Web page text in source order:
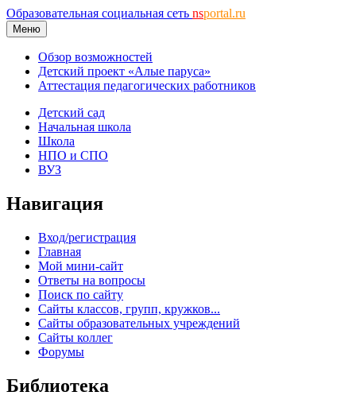
Образовательная социальная сеть nsportal.ru
Меню
Обзор возможностей
Детский проект «Алые паруса»
Аттестация педагогических работников
Детский сад
Начальная школа
Школа
НПО и СПО
ВУЗ
Навигация
Вход/регистрация
Главная
Мой мини-сайт
Ответы на вопросы
Поиск по сайту
Сайты классов, групп, кружков...
Сайты образовательных учреждений
Сайты коллег
Форумы
Библиотека